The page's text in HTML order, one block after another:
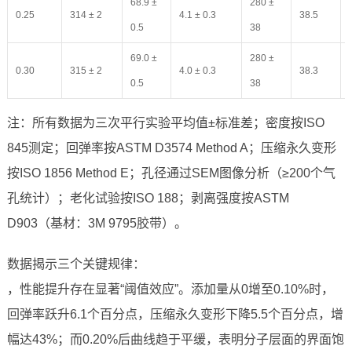
0.25 314 ± 2
68.9 ±
0.5
4.1 ± 0.3
280 ±
38
38.5
0.30 315 ± 2
69.0 ±
0.5
4.0 ± 0.3
280 ±
38
38.3
注：所有数据为三次平行实验平均值±标准差；密度按ISO
845测定；回弹率按ASTM D3574 Method A；压缩永久变形
按ISO 1856 Method E；孔径通过SEM图像分析（≥200个气
孔统计）；老化试验按ISO 188；剥离强度按ASTM
D903（基材：3M 9795胶带）。
数据揭示三个关键规律：
，性能提升存在显著“阈值效应”。添加量从0增至0.10%时，
回弹率跃升6.1个百分点，压缩永久变形下降5.5个百分点，增
幅达43%；而0.20%后曲线趋于平缓，表明分子层面的界面饱